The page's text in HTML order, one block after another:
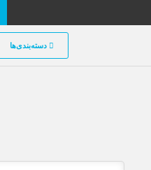
دسته‌بندی‌ها